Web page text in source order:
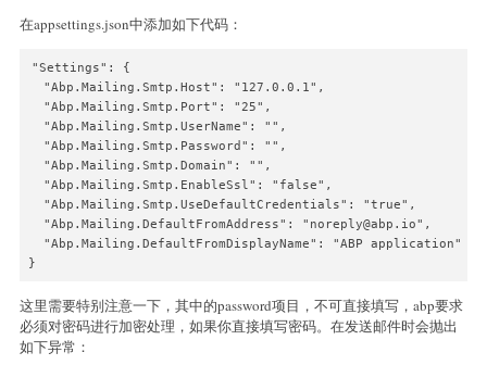
在appsettings.json中添加如下代码：
"Settings": {
  "Abp.Mailing.Smtp.Host": "127.0.0.1",
  "Abp.Mailing.Smtp.Port": "25",
  "Abp.Mailing.Smtp.UserName": "",
  "Abp.Mailing.Smtp.Password": "",
  "Abp.Mailing.Smtp.Domain": "",
  "Abp.Mailing.Smtp.EnableSsl": "false",
  "Abp.Mailing.Smtp.UseDefaultCredentials": "true",
  "Abp.Mailing.DefaultFromAddress": "noreply@abp.io",
  "Abp.Mailing.DefaultFromDisplayName": "ABP application"
}
这里需要特别注意一下，其中的password项目，不可直接填写，abp要求
必须对密码进行加密处理，如果你直接填写密码。在发送邮件时会抛出
如下异常：